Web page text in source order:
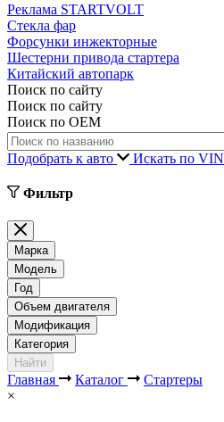
Реклама STARTVOLT
Стекла фар
Форсунки инжекторные
Шестерни привода стартера
Китайский автопарк
Поиск по сайту
Поиск по сайту
Поиск по ОЕМ
Подобрать к авто Искать по VIN
Фильтр
Марка
Модель
Год
Объем двигателя
Модификация
Категория
Найти
Главная Каталог
Стартеры
×